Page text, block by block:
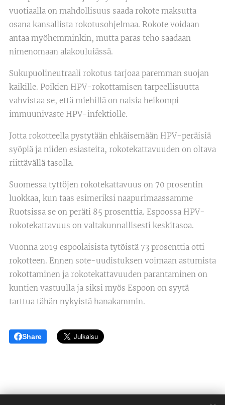
vuotiaalla on mahdollisuus saada rokote maksutta
osana kansallista rokotusohjelmaa. Rokote voidaan
antaa myöhemminkin, mutta paras teho saadaan
nimenomaan alakouluiässä.
Sukupuolineutraali rokotus tarjoaa paremman suojan
kaikille. Poikien HPV-rokottamisen tarpeellisuutta
vahvistaa se, että miehillä on naisia heikompi
immuunivaste HPV-infektiolle.
Jotta rokotteella pystytään ehkäisemään HPV-peräisiä
syöpiä ja niiden esiasteita, rokotekattavuuden on oltava
riittävällä tasolla.
Suomessa tyttöjen rokotekattavuus on 70 prosentin
luokkaa, kun taas esimeriksi naapurimaassamme
Ruotsissa se on peräti 85 prosenttia. Espoossa HPV-
rokotekattavuus on valtakunnallisesti keskitasoa.
Vuonna 2019 espoolaisista tytöistä 73 prosenttia otti
rokotteen. Ennen sote-uudistuksen voimaan astumista
rokottaminen ja rokotekattavuuden parantaminen on
kuntien vastuulla ja siksi myös Espoon on syytä
tarttua tähän nykyistä hanakammin.
Share